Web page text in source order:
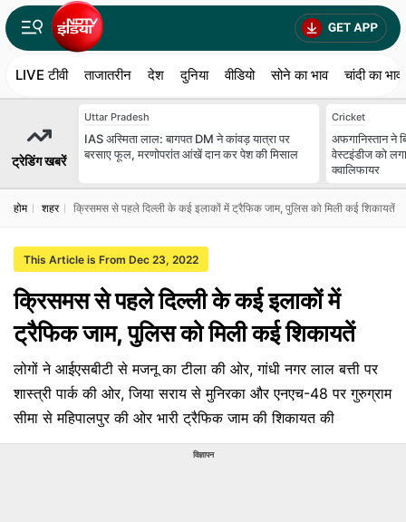
LIVE टीवी ताजातरीन देश दुनिया वीडियो सोने का भाव चांदी का भाव
ट्रेडिंग खबरें
Uttar Pradesh
IAS अस्मिता लाल: बागपत DM ने कांवड़ यात्रा पर
बरसाए फूल, मरणोपरांत आंखें दान कर पेश की मिसाल
Cricket
अफगानिस्तान ने
वेस्टइंडीज को
क्वालिफायर
होम शहर क्रिसमस से पहले दिल्ली के कई इलाकों में ट्रैफिक जाम, पुलिस को मिली कई शिकायतें
This Article is From Dec 23, 2022
क्रिसमस से पहले दिल्ली के कई इलाकों में
ट्रैफिक जाम, पुलिस को मिली कई शिकायतें
लोगों ने आईएसबीटी से मजनू का टीला की ओर, गांधी नगर लाल बत्ती पर
शास्त्री पार्क की ओर, जिया सराय से मुनिरका और एनएच-48 पर गुरुग्राम
सीमा से महिपालपुर की ओर भारी ट्रैफिक जाम की शिकायत की
विज्ञापन